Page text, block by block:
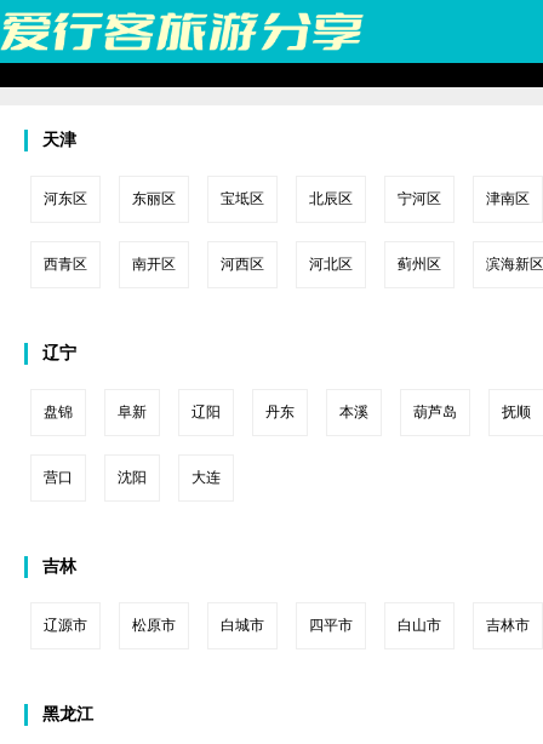
天津
河东区 东丽区 宝坻区 北辰区 宁河区 津南区
西青区 南开区 河西区 河北区 蓟州区 滨海新区
辽宁
盘锦 阜新 辽阳 丹东 本溪 葫芦岛 抚顺
营口 沈阳 大连
吉林
辽源市 松原市 白城市 四平市 白山市 吉林市
黑龙江